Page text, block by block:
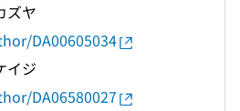
ズヤ
DA00605034
イジ
DA06580027